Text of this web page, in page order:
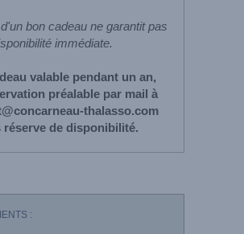
bon cadeau ne garantit pas
immédiate.
valable pendant un an,
préalable par mail à
thalasso.com
réserve de disponibilité.
: